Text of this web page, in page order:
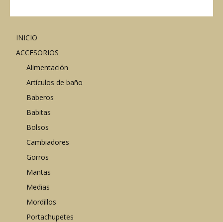
INICIO
ACCESORIOS
Alimentación
Artículos de baño
Baberos
Babitas
Bolsos
Cambiadores
Gorros
Mantas
Medias
Mordillos
Portachupetes